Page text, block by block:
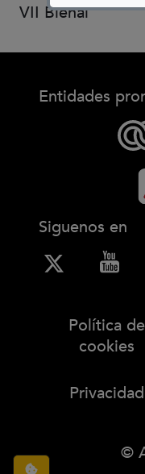
VII Bienal
Entidades
Siguenos en
Política de
cookies
Privacidad
©